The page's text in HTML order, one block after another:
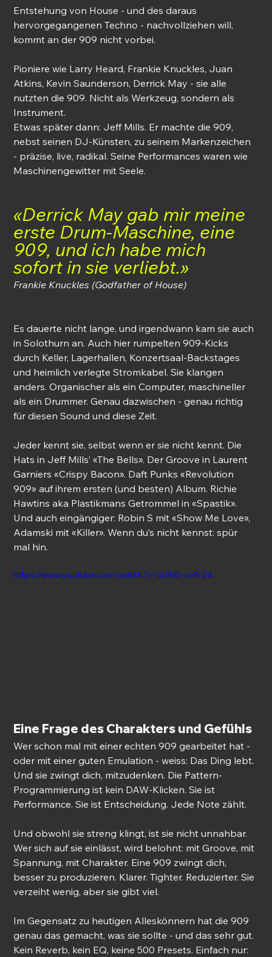
Entstehung von House - und des daraus
hervorgegangenen Techno - nachvollziehen will,
kommt an der 909 nicht vorbei.
Pioniere wie Larry Heard, Frankie Knuckles, Juan
Atkins, Kevin Saunderson, Derrick May - sie alle
nutzten die 909. Nicht als Werkzeug, sondern als
Instrument.
Etwas später dann: Jeff Mills. Er machte die 909,
nebst seinen DJ-Künsten, zu seinem Markenzeichen
- präzise, live, radikal. Seine Performances waren wie
Maschinengewitter mit Seele.
«Derrick May gab mir meine
erste Drum-Maschine, eine
909, und ich habe mich
sofort in sie verliebt.»
Frankie Knuckles (Godfather of House)
Es dauerte nicht lange, und irgendwann kam sie auch
in Solothurn an. Auch hier rumpelten 909-Kicks
durch Keller, Lagerhallen, Konzertsaal-Backstages
und heimlich verlegte Stromkabel. Sie klangen
anders. Organischer als ein Computer, maschineller
als ein Drummer. Genau dazwischen - genau richtig
für diesen Sound und diese Zeit.
Jeder kennt sie, selbst wenn er sie nicht kennt. Die
Hats in Jeff Mills’ «The Bells». Der Groove in Laurent
Garniers «Crispy Bacon». Daft Punks «Revolution
909» auf ihrem ersten (und besten) Album. Richie
Hawtins aka Plastikmans Getrommel in «Spastik».
Und auch eingängiger: Robin S mit «Show Me Love»,
Adamski mit «Killer». Wenn du’s nicht kennst: spür
mal hin.
https://www.youtube.com/watch?v=uURB-vo9rZ4
Eine Frage des Charakters und Gefühls
Wer schon mal mit einer echten 909 gearbeitet hat -
oder mit einer guten Emulation - weiss: Das Ding lebt.
Und sie zwingt dich, mitzudenken. Die Pattern-
Programmierung ist kein DAW-Klicken. Sie ist
Performance. Sie ist Entscheidung. Jede Note zählt.
Und obwohl sie streng klingt, ist sie nicht unnahbar.
Wer sich auf sie einlässt, wird belohnt: mit Groove, mit
Spannung, mit Charakter. Eine 909 zwingt dich,
besser zu produzieren. Klarer. Tighter. Reduzierter. Sie
verzeiht wenig, aber sie gibt viel.
Im Gegensatz zu heutigen Alleskönnern hat die 909
genau das gemacht, was sie sollte - und das sehr gut.
Kein Reverb, kein EQ, keine 500 Presets. Einfach nur: